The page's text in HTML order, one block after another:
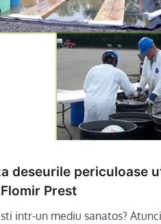
deseurile periculoase
Prest
intr-un mediu sanatos?